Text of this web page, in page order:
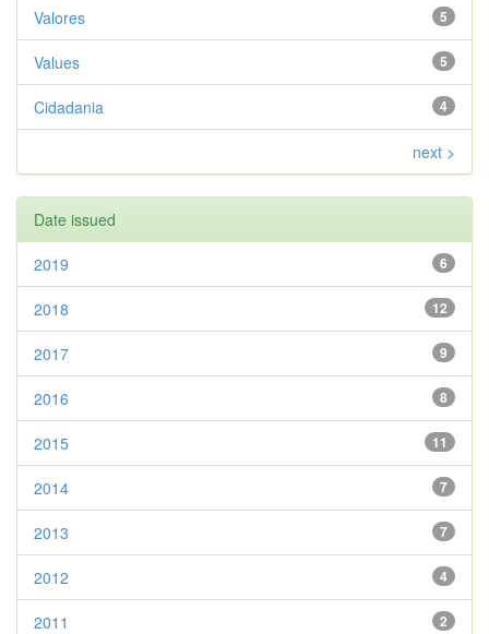
5
Valores
5
Values
4
Cidadania
next >
Date issued
6
2019
12
2018
9
2017
8
2016
11
2015
7
2014
7
2013
4
2012
2
2011